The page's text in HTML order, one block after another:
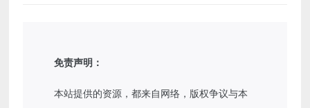
免责声明：
本站提供的资源，都来自网络，版权争议与本